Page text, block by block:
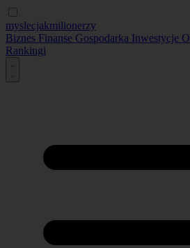
myslecjakmilionerzy
Biznes Finanse Gospodarka Inwestycje
Rankingi